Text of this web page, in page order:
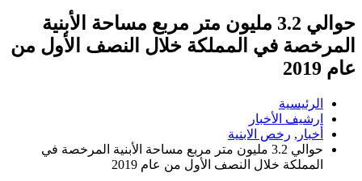
حوالي 3.2 مليون متر مربع مساحة الأبنية
المرخصة في المملكة خلال النصف الأول من
عام 2019
الرئيسية
ارشيف الأخبار
أخبار , رخص الابنية
حوالي 3.2 مليون متر مربع مساحة الأبنية المرخصة في
المملكة خلال النصف الأول من عام 2019